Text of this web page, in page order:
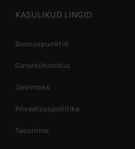
KASULIKUD LINGID
Boonuspunktid
Garantiihooldus
Järelmaks
Privaatsuspoliitika
Tasumine